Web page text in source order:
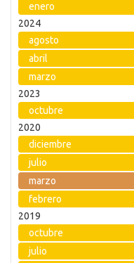
enero
2024
agosto
abril
marzo
2023
octubre
2020
diciembre
julio
marzo
febrero
2019
octubre
julio